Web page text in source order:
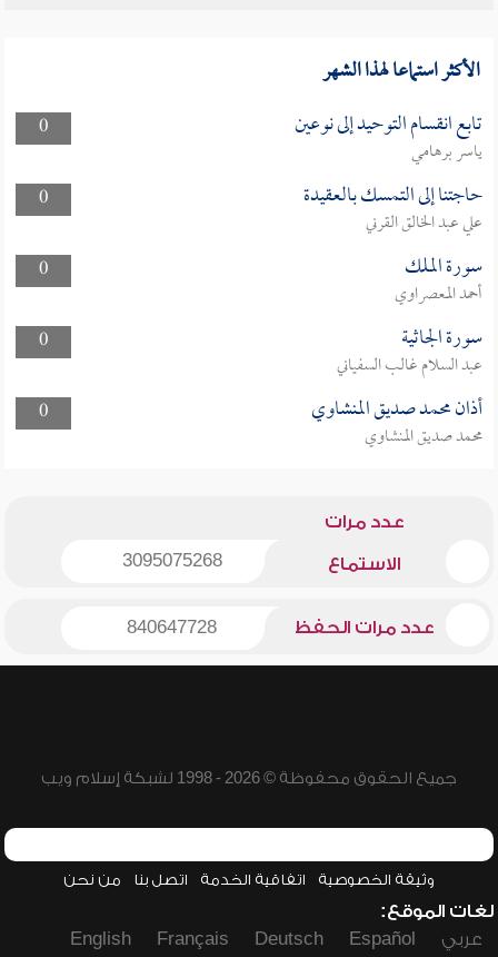
الأكثر استماعا لهذا الشهر
0 تابع انقسام التوحيد إلى نوعين
ياسر برهامي
0
حاجتنا إلى التمسك بالعقيدة
علي عبد الخالق القرني
0
سورة الملك
أحمد المعصراوي
0
سورة الجاثية
عبد السلام غالب السفياني
0
أذان محمد صديق المنشاوي
محمد صديق المنشاوي
عدد مرات
الاستماع 3095075268
عدد مرات الحفظ 840647728
جميع الحقوق محفوظة © 2026 - 1998 لشبكة إسلام ويب
وثيقة الخصوصية اتفاقية الخدمة اتصل بنا من نحن
لغات الموقع:
عربي
Español
Deutsch
Français
English